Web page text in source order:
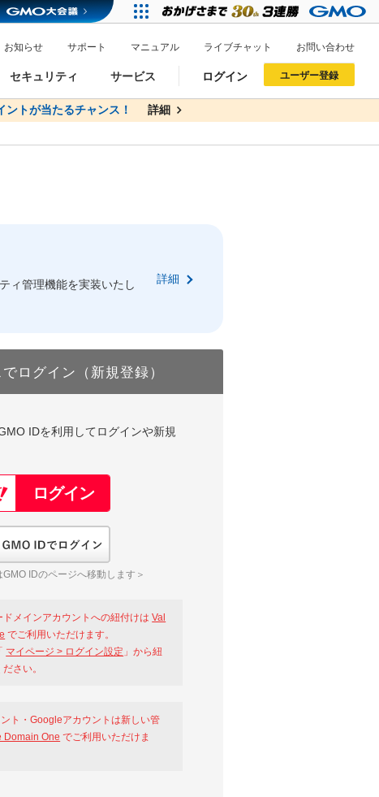
セキュリティ サービス
お知らせ サポート マニュアル ライブチャット お問い合わせ
ログイン
を含む最新の機能を使う方
イン可能
ユーザー登録
を含む最新の機能を使う方
録可能
トが当たるチャンス！ 詳細
無料 詳細
ィ管理機能を実装いたし
詳細
ログイン（新規登録）
IDを利用してログインや新規
GMO IDのページへ移動します＞
ドメインアカウントへの紐付けはVal
でご利用いただけます。
マイページ > ログイン設定 」から紐
さい。
ト・Googleアカウントは新しい管
Domain One でご利用いただけま